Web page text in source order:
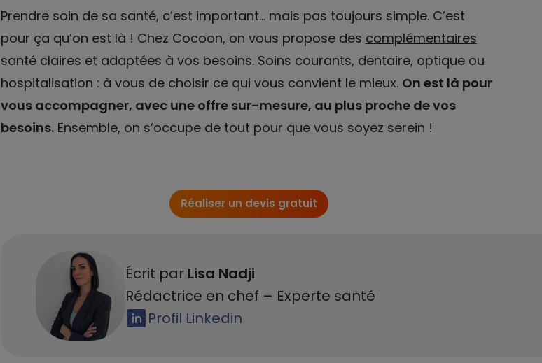
Prendre soin de sa santé, c’est important… mais pas toujours simple. C’est
pour ça qu’on est là ! Chez Cocoon, on vous propose des complémentaires
santéclaires et adaptées à vos besoins. Soins courants, dentaire, optique ou
hospitalisation : à vous de choisir ce qui vous convient le mieux. On est là pour
vous accompagner, avec une offre sur-mesure, au plus proche de vos
besoins.Ensemble, on s’occupe de tout pour que vous soyez serein !
Réaliser un devis gratuit
Écrit par Lisa Nadji
Rédactrice en chef – Experte santé
Profil Linkedin